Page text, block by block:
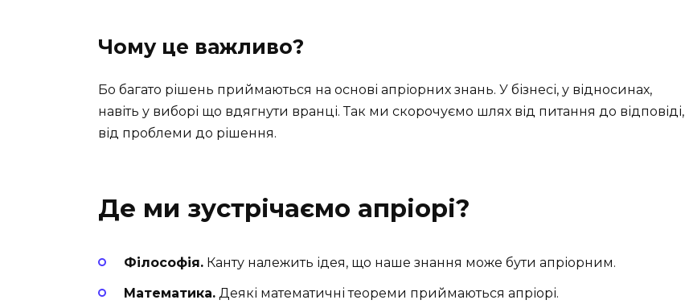
Чому це важливо?
Бо багато рішень приймаються на основі апріорних знань. У бізнесі, у відносинах,
навіть у виборі що вдягнути вранці. Так ми скорочуємо шлях від питання до відповіді,
від проблеми до рішення.
Де ми зустрічаємо апріорі?
Філософія. Канту належить ідея, що наше знання може бути апріорним.
Математика. Деякі математичні теореми приймаються апріорі.